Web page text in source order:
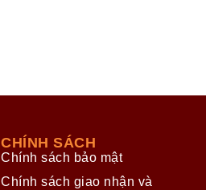
CHÍNH SÁCH
Chính sách bảo mật
Chính sách giao nhận và